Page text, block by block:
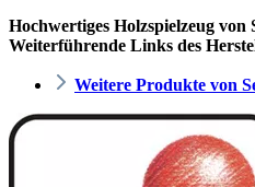
Hochwertiges Holzspielzeug von
Weiterführende Links des
Weitere Produkte von